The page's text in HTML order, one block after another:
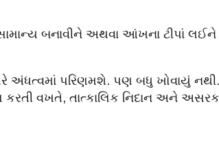
સામાન્ય બનાવીને અથવા આંખના ટીપાં
અંધત્વમાં પરિણમશે. પણ બધુ ખોવાયું
વખતે, તાત્કાલિક નિદાન અને